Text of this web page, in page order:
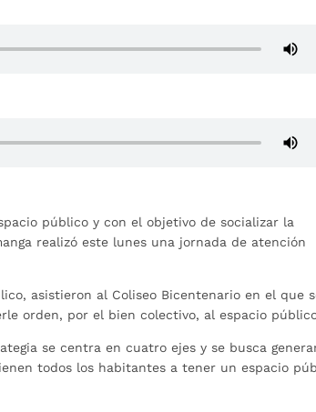
público y con el objetivo de socializar la
realizó este lunes una jornada de atención
asistieron al Coliseo Bicentenario en el que
orden, por el bien colectivo, al espacio
se centra en cuatro ejes y se busca
todos los habitantes a tener un espacio